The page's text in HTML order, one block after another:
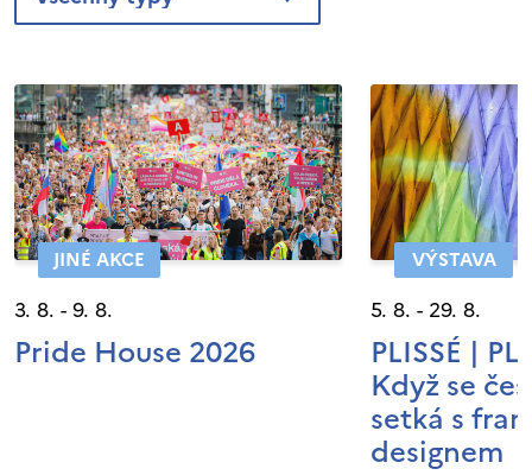
JINÉ AKCE
3. 8. - 9. 8.
Pride House 2026
VÝSTAVA
5. 8. - 29. 8.
PLISSÉ |
Když se
setká s
designem